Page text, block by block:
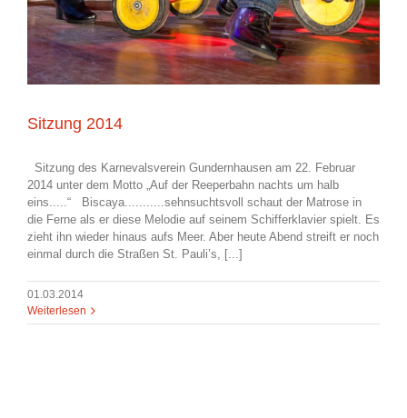
Sitzung 2014
Sitzung des Karnevalsverein Gundernhausen am 22. Februar
2014 unter dem Motto „Auf der Reeperbahn nachts um halb
eins.....“ Biscaya...........sehnsuchtsvoll schaut der Matrose in
die Ferne als er diese Melodie auf sei­nem Schifferklavier spielt. Es
zieht ihn wieder hinaus aufs Meer. Aber heute Abend streift er noch
einmal durch die Straßen St. Pauli’s, [...]
01.03.2014
Weiterlesen